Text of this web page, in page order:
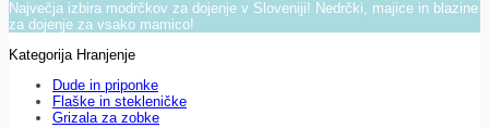
Največja izbira modrčkov za dojenje v Sloveniji! Nedrčki, majice in blazine
za dojenje za vsako mamico!
Kategorija Hranjenje
Dude in priponke
Flaške in stekleničke
Grizala za zobke